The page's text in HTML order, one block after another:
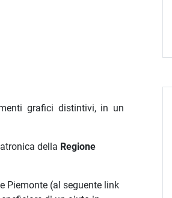
grafici distintivi, in un
della Regione
Piemonte (al seguente link